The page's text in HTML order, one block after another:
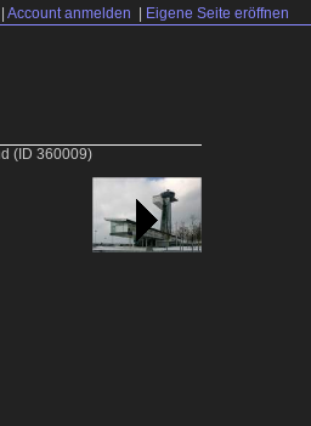
Account anmelden Eigene Seite eröffnen
(ID 360009)